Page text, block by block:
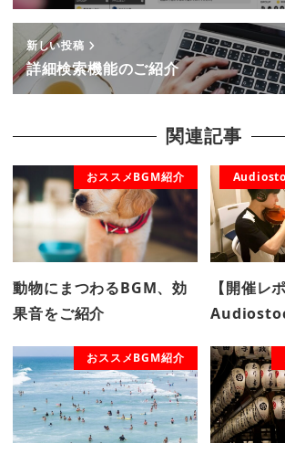
新しい投稿
詳細検索機能のご紹介
関連記事
おススメBGM紹介
動物にまつわるBGM、効
果音をご紹介
【開催レ
おススメBGM紹介